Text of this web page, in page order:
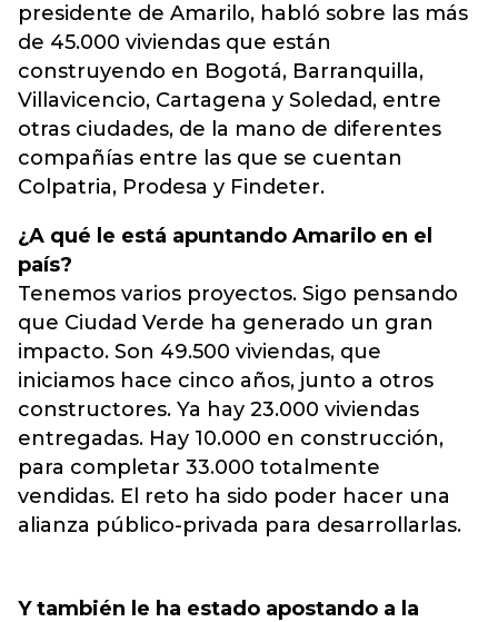
presidente de Amarilo, habló sobre las más
de 45.000 viviendas que están
construyendo en Bogotá, Barranquilla,
Villavicencio, Cartagena y Soledad, entre
otras ciudades, de la mano de diferentes
compañías entre las que se cuentan
Colpatria, Prodesa y Findeter.
¿A qué le está apuntando Amarilo en el
país?
Tenemos varios proyectos. Sigo pensando
que Ciudad Verde ha generado un gran
impacto. Son 49.500 viviendas, que
iniciamos hace cinco años, junto a otros
constructores. Ya hay 23.000 viviendas
entregadas. Hay 10.000 en construcción,
para completar 33.000 totalmente
vendidas. El reto ha sido poder hacer una
alianza público-privada para desarrollarlas.
Y también le ha estado apostando a la